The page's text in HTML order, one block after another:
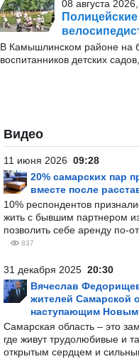
08 августа
В Камышлинском районе на
воспитанников детских
Видео
11 июня 2026 09:28
20% самарских пар
вместе после
10% респондентов
жить с бывшим партнером
позволить себе аренду по-
837
31 декабря 2025 20:30
Вячеслав
жителей Самарской
наступающим
Самарская область – это
где живут трудолюбивые и
открытым сердцем и